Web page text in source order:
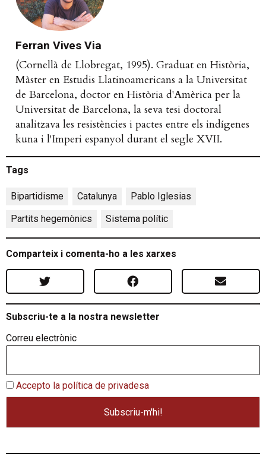
Ferran Vives Via
(Cornellà de Llobregat, 1995). Graduat en Història,
Màster en Estudis Llatinoamericans a la Universitat
de Barcelona, doctor en Història d'Amèrica per la
Universitat de Barcelona, la seva tesi doctoral
analitzava les resistències i pactes entre els indígenes
kuna i l'Imperi espanyol durant el segle XVII.
Tags
Bipartidisme Catalunya Pablo Iglesias
Partits hegemònics
Sistema polític
Comparteix i comenta-ho a les xarxes
Subscriu-te a la nostra newsletter
Correu electrònic
Accepto la política de privadesa